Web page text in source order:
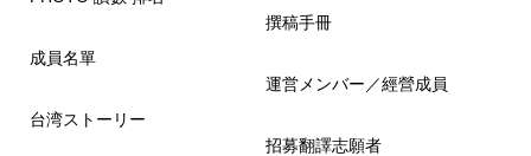
成員名單
台湾ストーリー
撰稿手冊
運営メンバー／經營成員
招募翻譯志願者